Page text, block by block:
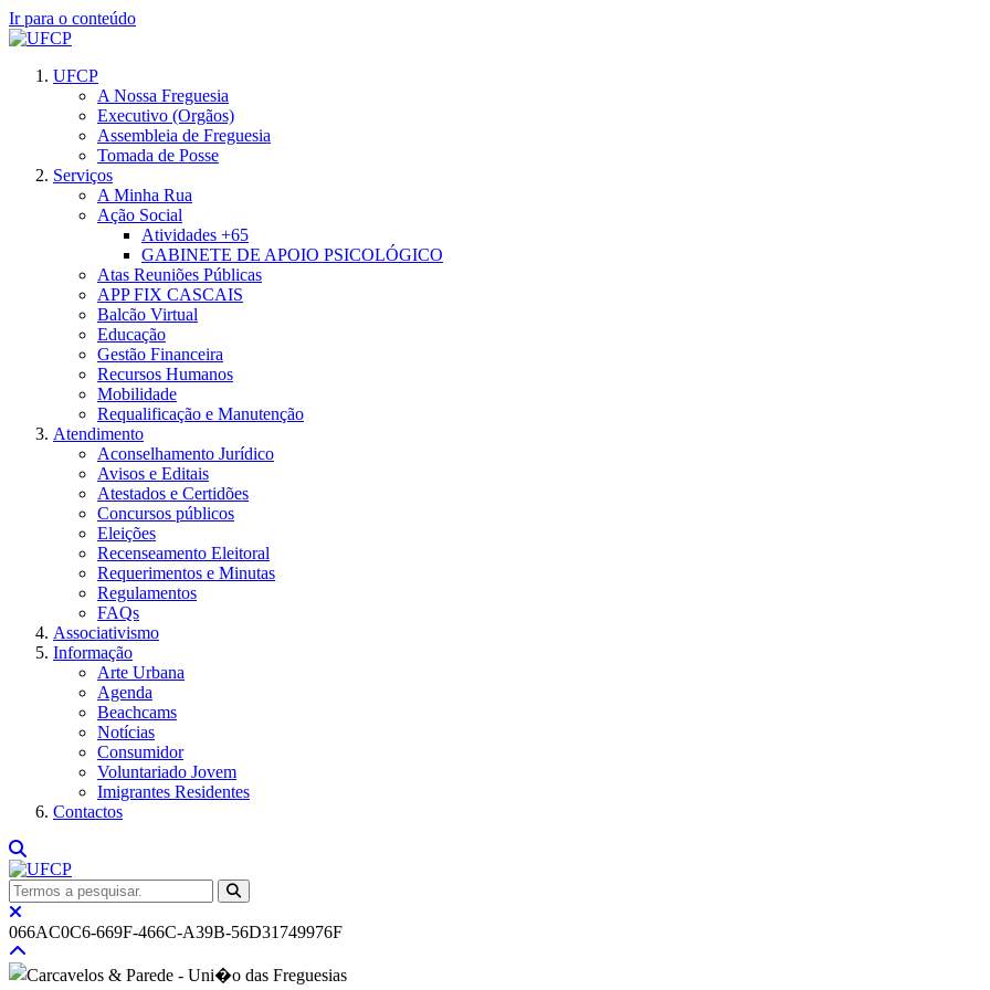
Ir para o conteúdo
UFCP
A Nossa Freguesia
Executivo (Orgãos)
Assembleia de Freguesia
Tomada de Posse
Serviços
A Minha Rua
Ação Social
Atividades +65
GABINETE DE APOIO PSICOLÓGICO
Atas Reuniões Públicas
APP FIX CASCAIS
Balcão Virtual
Educação
Gestão Financeira
Recursos Humanos
Mobilidade
Requalificação e Manutenção
Atendimento
Aconselhamento Jurídico
Avisos e Editais
Atestados e Certidões
Concursos públicos
Eleições
Recenseamento Eleitoral
Requerimentos e Minutas
Regulamentos
FAQs
Associativismo
Informação
Arte Urbana
Agenda
Beachcams
Notícias
Consumidor
Voluntariado Jovem
Imigrantes Residentes
Contactos
066AC0C6-669F-466C-A39B-56D31749976F